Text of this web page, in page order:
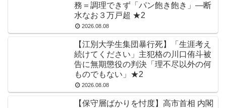
務＝調理できず「パン飽き飽き」―断
水なお３万戸超 ★2
2026.08.08
【江別大学生集団暴行死】「生涯考え
続けてください」主犯格の川口侑斗被
告に無期懲役の判決「理不尽以外の何
ものでもない」★2
2026.08.08
【保守層ばかりを忖度】高市首相 内閣